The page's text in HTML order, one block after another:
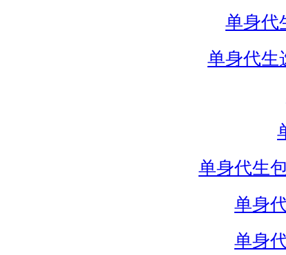
单身代
单身代生
单身代生
单身
单身